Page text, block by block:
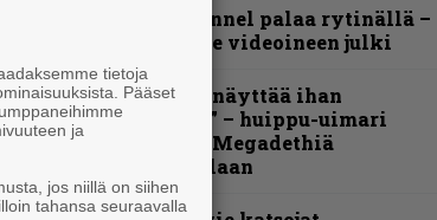
Blind Channel palaa rytinällä –
tuplasingle videoineen julki
”Mitalini näyttää ihan
plektralta” – huippu-uimari
jamittelee Megadethiä
palkinnollaan
tietoja
Pääset
ja
jos niillä on siihen
tahansa seuraavalla